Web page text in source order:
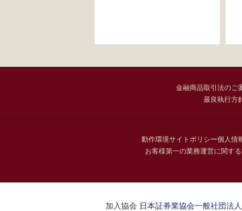
金融商品取引法のご
最良執行方
動作環境サイトポリシー個人情
お客様第一の業務運営に関す
加入協会：日本証券業協会一般社団法